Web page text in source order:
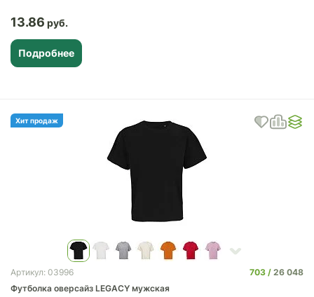
13.86
Подробнее
Хит продаж
Артикул: 03996 703
26 048
Футболка оверсайз LEGACY мужская